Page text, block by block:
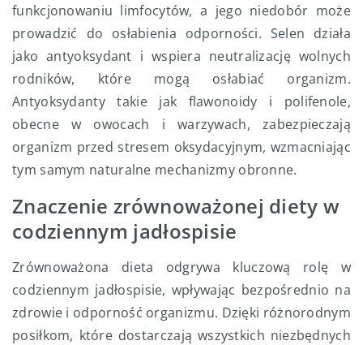
funkcjonowaniu limfocytów, a jego niedobór może
prowadzić do osłabienia odporności. Selen działa
jako antyoksydant i wspiera neutralizację wolnych
rodników, które mogą osłabiać organizm.
Antyoksydanty takie jak flawonoidy i polifenole,
obecne w owocach i warzywach, zabezpieczają
organizm przed stresem oksydacyjnym, wzmacniając
tym samym naturalne mechanizmy obronne.
Znaczenie zrównoważonej diety w
codziennym jadłospisie
Zrównoważona dieta odgrywa kluczową rolę w
codziennym jadłospisie, wpływając bezpośrednio na
zdrowie i odporność organizmu. Dzięki różnorodnym
posiłkom, które dostarczają wszystkich niezbędnych